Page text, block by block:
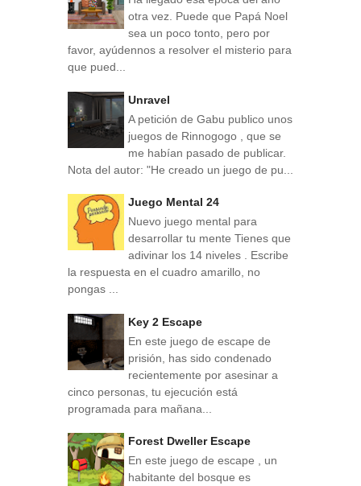
otra vez. Puede que Papá Noel
sea un poco tonto, pero por
favor, ayúdennos a resolver el misterio para
que pued...
Unravel
A petición de Gabu publico unos
juegos de Rinnogogo , que se
me habían pasado de publicar.
Nota del autor: "He creado un juego de pu...
Juego Mental 24
Nuevo juego mental para
desarrollar tu mente Tienes que
adivinar los 14 niveles . Escribe
la respuesta en el cuadro amarillo, no
pongas ...
Key 2 Escape
En este juego de escape de
prisión, has sido condenado
recientemente por asesinar a
cinco personas, tu ejecución está
programada para mañana...
Forest Dweller Escape
En este juego de escape , un
habitante del bosque es